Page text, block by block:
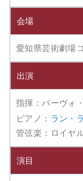
会場
愛知県芸術劇場
出演
指揮：パーヴォ
ピアノ： ラン・
管弦楽：ロイヤ
演目